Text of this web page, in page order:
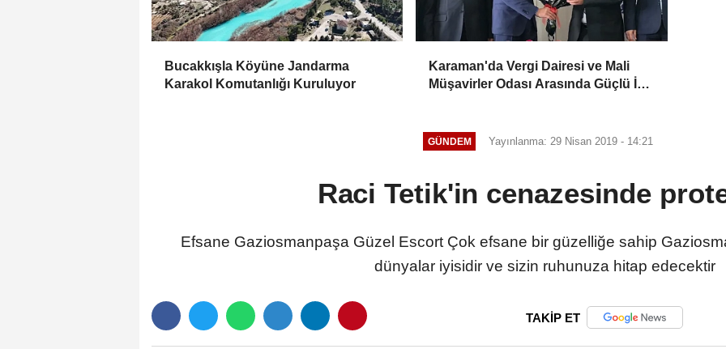
Bucakkışla Köyüne Jandarma
Karakol Komutanlığı Kuruluyor
Karaman'da Vergi Dairesi ve Mali
Müşavirler Odası Arasında Güçlü İş
GÜNDEM Yayınlanma: 29 Nisan 2019 - 14:21
Raci Tetik'in cenazesinde
Efsane Gaziosmanpaşa Güzel Escort Çok efsane bir güzelliğe sahip
dünyalar iyisidir ve sizin ruhunuza hitap edecektir
TAKİP ET